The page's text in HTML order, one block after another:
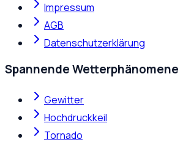
Impressum
AGB
Datenschutzerklärung
Spannende Wetterphänomene
Gewitter
Hochdruckkeil
Tornado